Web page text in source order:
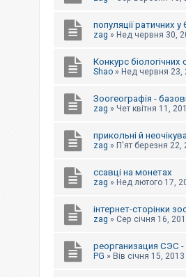
популяції ратичних у
zag » Нед червня 30,
Конкурс біологічних
Shao » Нед червня 23,
Зоогеографія -
zag » Чет квітня 11,
прикольні й
zag » П'ят березня 22,
ссавці на монетах
zag » Нед лютого 17,
інтернет-сторінки
zag » Сер січня 16,
реорганизация СЭС
PG » Вів січня 15,